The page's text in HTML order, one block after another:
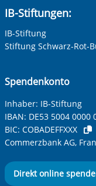
Ihre
Betreff ihrer
Ihre Nachricht*
IB-Stiftungen:
IB-Stiftung
Stiftung Schwarz-Rot-
Spendenkonto
Inhaber: IB-Stiftung
IBAN: DE53 5004 0000
BIC: COBADEFFXXX
Commerzbank AG,
Direkt online